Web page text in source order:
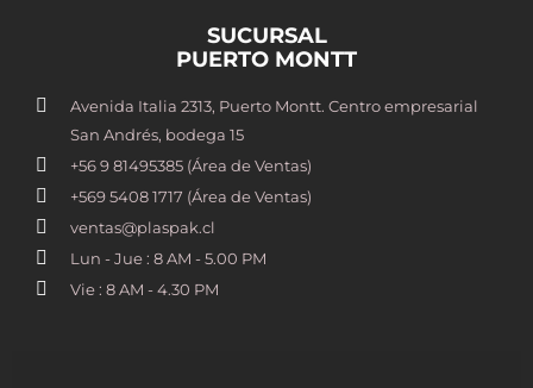
SUCURSAL
PUERTO MONTT
Avenida Italia 2313, Puerto Montt. Centro empresarial
San Andrés, bodega 15
+56 9 81495385 (Área de Ventas)
+569 5408 1717 (Área de Ventas)
ventas@plaspak.cl
Lun - Jue : 8 AM - 5.00 PM
Vie : 8 AM - 4.30 PM